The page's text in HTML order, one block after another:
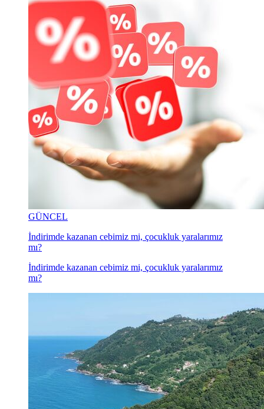
GÜNCEL
İndirimde kazanan cebimiz mi, çocukluk yaralarımız
mı?
İndirimde kazanan cebimiz mi, çocukluk yaralarımız
mı?